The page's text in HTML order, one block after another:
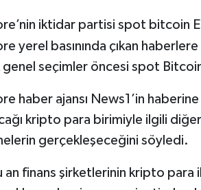
iktidar partisi spot bitcoin
yerel basınında çıkan
genel seçimler öncesi spot
haber ajansı News1’in
kripto para birimiyle ilgili
gerçekleşeceğini söyledi.
an finans şirketlerinin kripto para